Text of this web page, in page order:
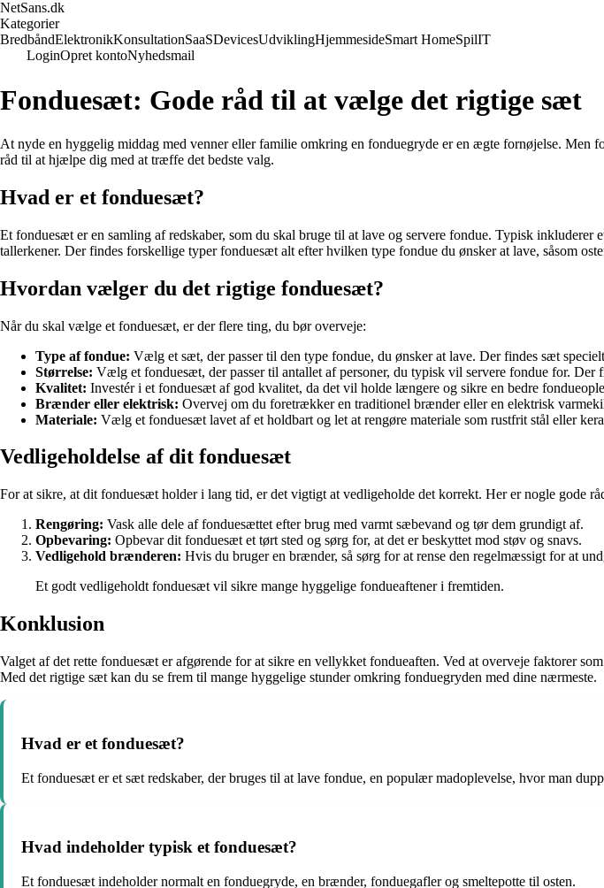
NetSans.dk
Kategorier
BredbåndElektronikKonsultationSaaSDevicesUdviklingHjemmesideSmart HomeSpilIT
LoginOpret kontoNyhedsmail
Fonduesæt: Gode råd til at vælge det rigtige sæt
At nyde en hyggelig middag med venner eller familie omkring en fonduegryde er en ægte fornøjelse.
råd til at hjælpe dig med at træffe det bedste valg.
Hvad er et fonduesæt?
Et fonduesæt er en samling af redskaber, som du skal bruge til at lave og servere fondue. Typisk
tallerkener. Der findes forskellige typer fonduesæt alt efter hvilken type fondue du ønsker at lave, såsom
Hvordan vælger du det rigtige fonduesæt?
Når du skal vælge et fonduesæt, er der flere ting, du bør overveje:
Type af fondue: Vælg et sæt, der passer til den type fondue, du ønsker at lave. Der findes sæt
Størrelse: Vælg et fonduesæt, der passer til antallet af personer, du typisk vil servere fondue for.
Kvalitet: Investér i et fonduesæt af god kvalitet, da det vil holde længere og sikre en bedre
Brænder eller elektrisk: Overvej om du foretrækker en traditionel brænder eller en elektrisk
Materiale: Vælg et fonduesæt lavet af et holdbart og let at rengøre materiale som rustfrit stål eller
Vedligeholdelse af dit fonduesæt
For at sikre, at dit fonduesæt holder i lang tid, er det vigtigt at vedligeholde det korrekt. Her er nogle gode
Rengøring: Vask alle dele af fonduesættet efter brug med varmt sæbevand og tør dem grundigt af.
Opbevaring: Opbevar dit fonduesæt et tørt sted og sørg for, at det er beskyttet mod støv og snavs.
Vedligehold brænderen: Hvis du bruger en brænder, så sørg for at rense den regelmæssigt for at
Et godt vedligeholdt fonduesæt vil sikre mange hyggelige fondueaftener i fremtiden.
Konklusion
Valget af det rette fonduesæt er afgørende for at sikre en vellykket fondueaften. Ved at overveje faktorer
Med det rigtige sæt kan du se frem til mange hyggelige stunder omkring fonduegryden med dine nærmeste.
Hvad er et fonduesæt?
Et fonduesæt er et sæt redskaber, der bruges til at lave fondue, en populær madoplevelse, hvor man
Hvad indeholder typisk et fonduesæt?
Et fonduesæt indeholder normalt en fonduegryde, en brænder, fonduegafler og smeltepotte til osten.